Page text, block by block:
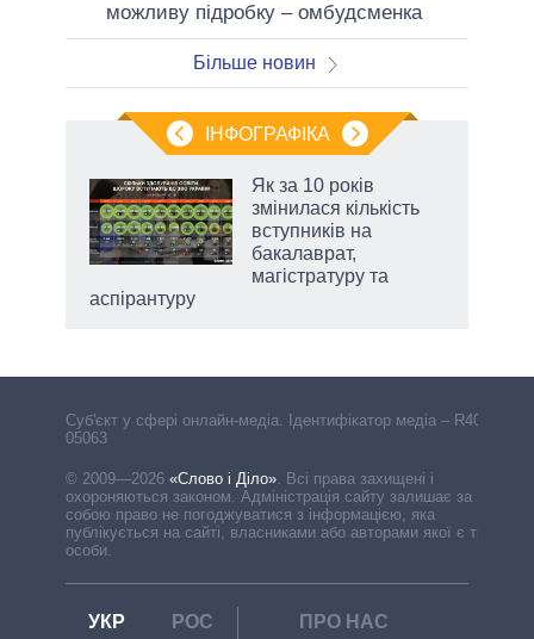
можливу підробку – омбудсменка
Більше новин
ІНФОГРАФІКА
Як за 10 років
змінилася кількість
вступників на
бакалаврат,
магістратуру та
аспірантуру
Cуб'єкт у сфері онлайн-медіа. Ідентифікатор медіа – R40-
05063
© 2009—2026 «Слово і Діло». Всі права захищені і
охороняються законом. Адміністрація сайту залишає за
собою право не погоджуватися з інформацією, яка
публікується на сайті, власниками або авторами якої є треті
особи.
УКР РОС
ПРО НАС